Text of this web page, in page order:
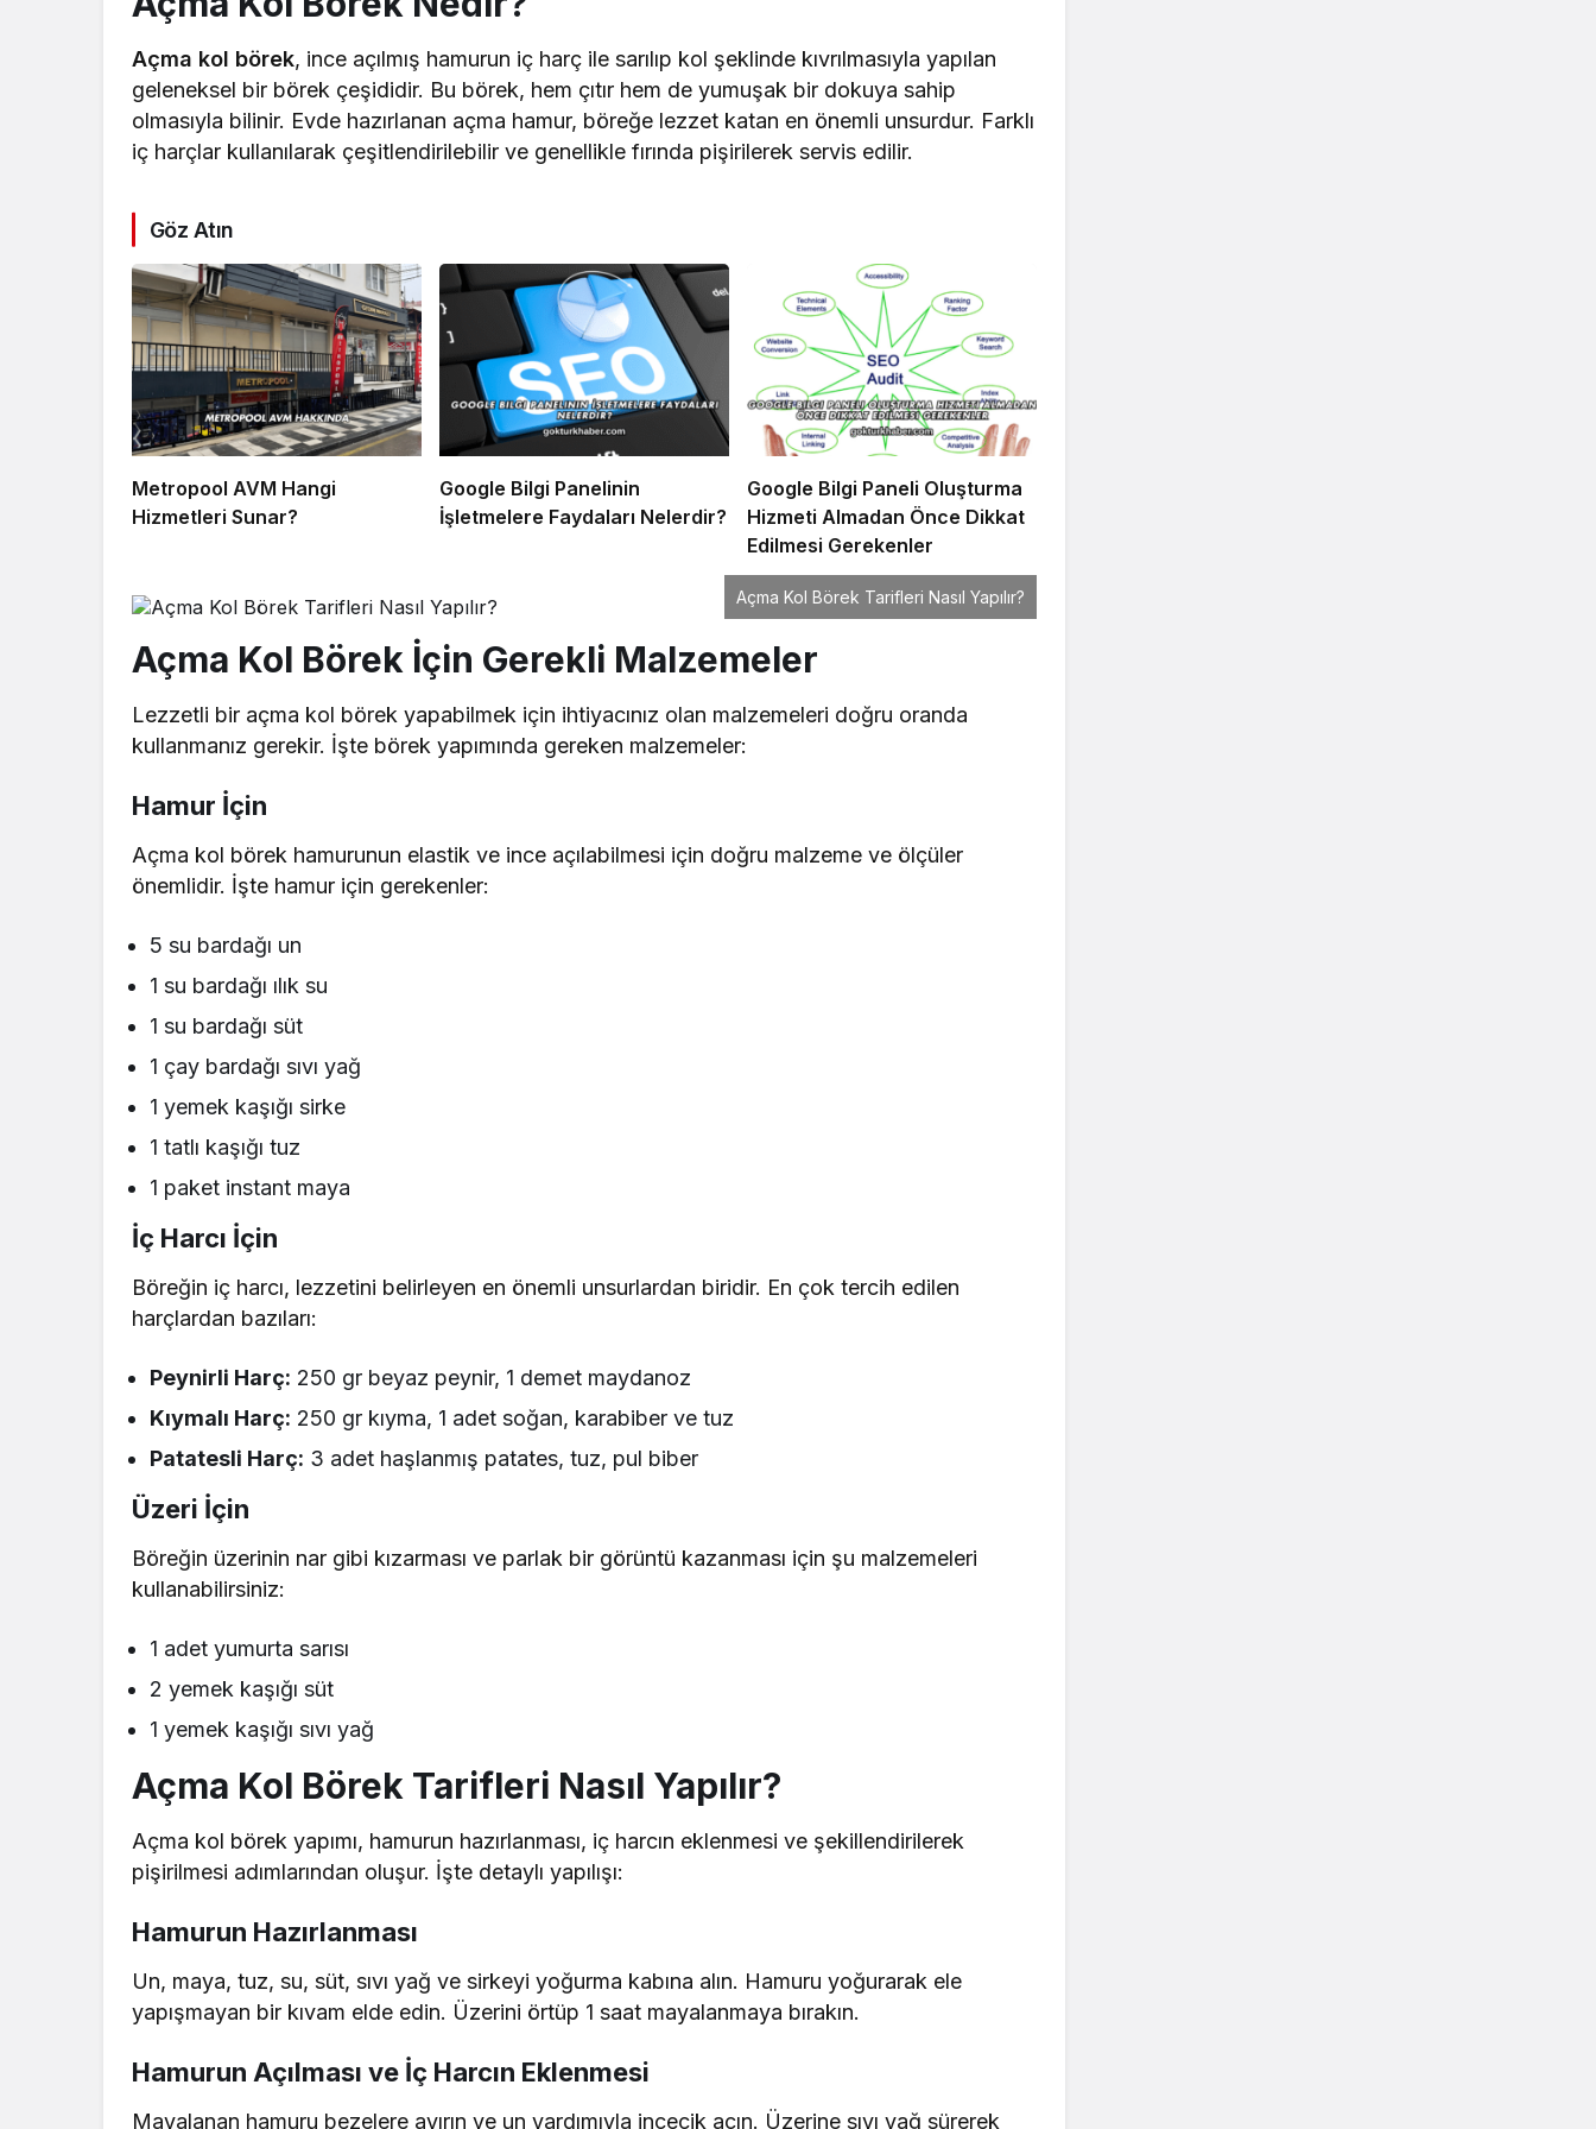
Açma kol börek, ince açılmış hamurun iç harç ile sarılıp kol şeklinde kıvrılmasıyla yapılan
geleneksel bir börek çeşididir. Bu börek, hem çıtır hem de yumuşak bir dokuya sahip
olmasıyla bilinir. Evde hazırlanan açma hamur, böreğe lezzet katan en önemli unsurdur. Farklı
iç harçlar kullanılarak çeşitlendirilebilir ve genellikle fırında pişirilerek servis edilir.
Göz Atın
Metropool AVM Hangi
Hizmetleri Sunar?
Google Bilgi Panelinin
İşletmelere Faydaları Nelerdir?
Google Bilgi Paneli Oluşturma
Hizmeti Almadan Önce Dikkat
Edilmesi Gerekenler
Açma Kol Börek Tarifleri Nasıl Yapılır?
Açma Kol Börek İçin Gerekli Malzemeler
Lezzetli bir açma kol börek yapabilmek için ihtiyacınız olan malzemeleri doğru oranda
kullanmanız gerekir. İşte börek yapımında gereken malzemeler:
Hamur İçin
Açma kol börek hamurunun elastik ve ince açılabilmesi için doğru malzeme ve ölçüler
önemlidir. İşte hamur için gerekenler:
5 su bardağı un
1 su bardağı ılık su
1 su bardağı süt
1 çay bardağı sıvı yağ
1 yemek kaşığı sirke
1 tatlı kaşığı tuz
1 paket instant maya
İç Harcı İçin
Böreğin iç harcı, lezzetini belirleyen en önemli unsurlardan biridir. En çok tercih edilen
harçlardan bazıları:
Peynirli Harç: 250 gr beyaz peynir, 1 demet maydanoz
Kıymalı Harç: 250 gr kıyma, 1 adet soğan, karabiber ve tuz
Patatesli Harç: 3 adet haşlanmış patates, tuz, pul biber
Üzeri İçin
Böreğin üzerinin nar gibi kızarması ve parlak bir görüntü kazanması için şu malzemeleri
kullanabilirsiniz:
1 adet yumurta sarısı
2 yemek kaşığı süt
1 yemek kaşığı sıvı yağ
Açma Kol Börek Tarifleri Nasıl Yapılır?
Açma kol börek yapımı, hamurun hazırlanması, iç harcın eklenmesi ve şekillendirilerek
pişirilmesi adımlarından oluşur. İşte detaylı yapılışı:
Hamurun Hazırlanması
Un, maya, tuz, su, süt, sıvı yağ ve sirkeyi yoğurma kabına alın. Hamuru yoğurarak ele
yapışmayan bir kıvam elde edin. Üzerini örtüp 1 saat mayalanmaya bırakın.
Hamurun Açılması ve İç Harcın Eklenmesi
Mayalanan hamuru bezelere ayırın ve un yardımıyla incecik açın. Üzerine sıvı yağ sürerek